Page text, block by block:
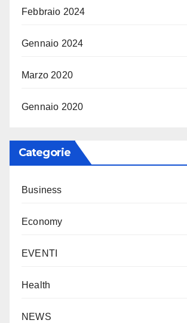
Febbraio 2024
Gennaio 2024
Marzo 2020
Gennaio 2020
Categorie
Business
Economy
EVENTI
Health
NEWS